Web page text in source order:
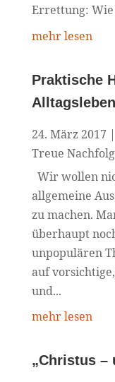
Errettung: Wie
mehr lesen
Praktische
Alltagsleben
24. März 2017 |
Treue
Wir wollen
allgemeine
zu machen.
überhaupt
unpopulären
auf
und...
mehr lesen
„Christus –